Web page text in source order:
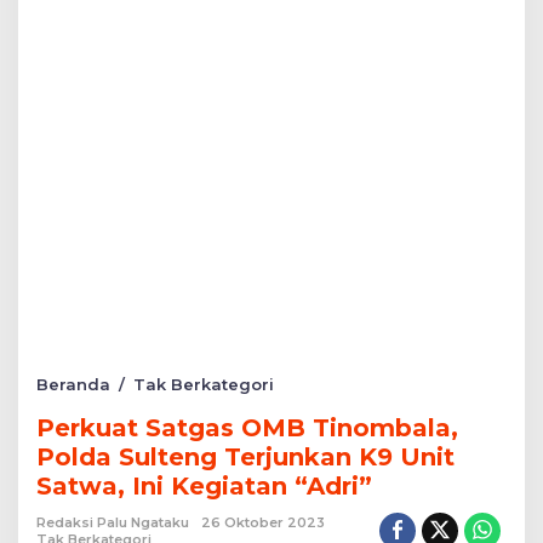
Beranda / Tak Berkategori
OMB
Tinombala,
Polda
Sulteng
Terjunkan
Perkuat Satgas OMB Tinombala,
Polda Sulteng Terjunkan K9 Unit
Satwa, Ini Kegiatan “Adri”
Redaksi Palu Ngataku
26 Oktober 2023
Tak Berkategori